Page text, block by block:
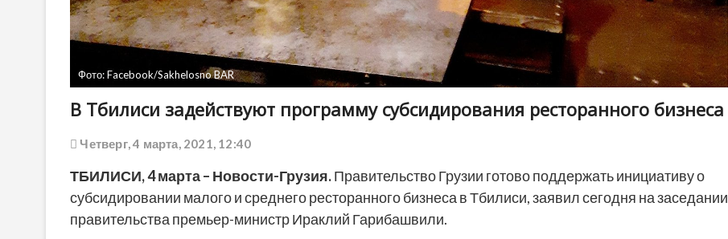
Фото: Facebook/Sakhelosno BAR
В Тбилиси задействуют программу субсидирования ресторанного бизнеса
Четверг, 4 марта, 2021, 12:40
ТБИЛИСИ,4 марта– Новости-Грузия.Правительство Грузии готово поддержать инициативу о
субсидировании малого и среднего ресторанного бизнеса в Тбилиси, заявил сегодня на заседании
правительства премьер-министр Ираклий Гарибашвили.